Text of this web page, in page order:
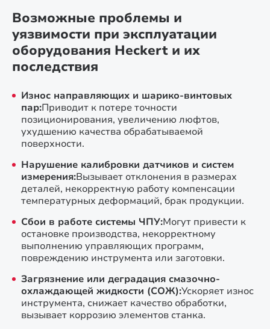
Возможные проблемы и
уязвимости при эксплуатации
оборудования Heckert и их
последствия
Износ направляющих и шарико-винтовых
пар:Приводит к потере точности
позиционирования, увеличению люфтов,
ухудшению качества обрабатываемой
поверхности.
Нарушение калибровки датчиков и систем
измерения:Вызывает отклонения в размерах
деталей, некорректную работу компенсации
температурных деформаций, брак продукции.
Сбои в работе системы ЧПУ:Могут привести к
остановке производства, некорректному
выполнению управляющих программ,
повреждению инструмента или заготовки.
Загрязнение или деградация смазочно-
охлаждающей жидкости (СОЖ):Ускоряет износ
инструмента, снижает качество обработки,
вызывает коррозию элементов станка.